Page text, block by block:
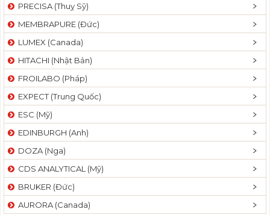
PRECISA (Thuỵ Sỹ)
MEMBRAPURE (Đức)
LUMEX (Canada)
HITACHI (Nhật Bản)
FROILABO (Pháp)
EXPECT (Trung Quốc)
ESC (Mỹ)
EDINBURGH (Anh)
DOZA (Nga)
CDS ANALYTICAL (Mỹ)
BRUKER (Đức)
AURORA (Canada)